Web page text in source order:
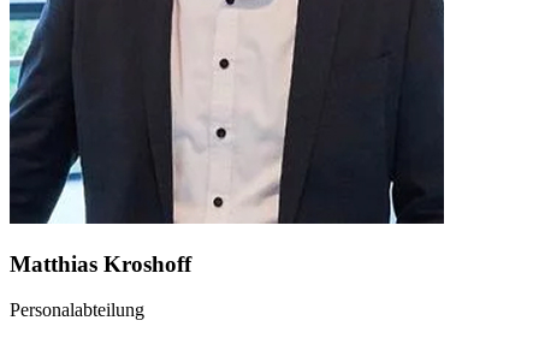
Matthias Kroshoff
Personalabteilung